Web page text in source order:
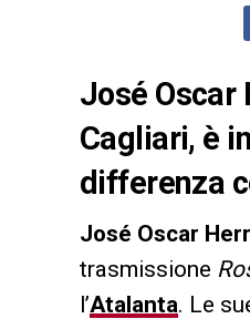
José Oscar
Cagliari, è
differenza
José Oscar
trasmissione
l’Atalanta. Le